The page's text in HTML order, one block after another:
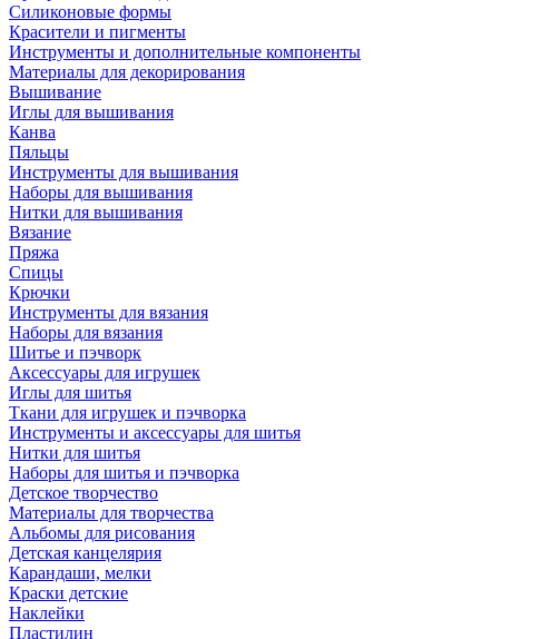
Силиконовые формы
Красители и пигменты
Инструменты и дополнительные компоненты
Материалы для декорирования
Вышивание
Иглы для вышивания
Канва
Пяльцы
Инструменты для вышивания
Наборы для вышивания
Нитки для вышивания
Вязание
Пряжа
Спицы
Крючки
Инструменты для вязания
Наборы для вязания
Шитье и пэчворк
Аксессуары для игрушек
Иглы для шитья
Ткани для игрушек и пэчворка
Инструменты и аксессуары для шитья
Нитки для шитья
Наборы для шитья и пэчворка
Детское творчество
Материалы для творчества
Альбомы для рисования
Детская канцелярия
Карандаши, мелки
Краски детские
Наклейки
Пластилин